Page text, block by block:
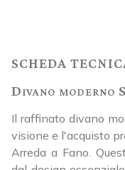
SCHEDA
Divano moderno
Il raffinato divano
visione e l'acquisto
Arreda a Fano.